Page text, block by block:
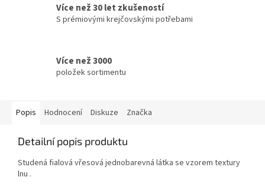
Více než 30 let zkušeností
S prémiovými krejčovskými potřebami
Více než 3000
položek sortimentu
Popis Hodnocení Diskuze Značka
Detailní popis produktu
Studená fialová vřesová jednobarevná látka se vzorem textury
lnu .